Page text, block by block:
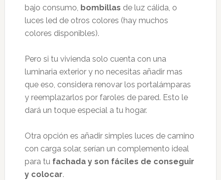
bajo consumo, bombillas de luz cálida, o
luces led de otros colores (hay muchos
colores disponibles).
Pero si tu vivienda solo cuenta con una
luminaria exterior y no necesitas añadir mas
que eso, considera renovar los portalámparas
y reemplazarlos por faroles de pared. Esto le
dará un toque especial a tu hogar.
Otra opción es añadir simples luces de camino
con carga solar, serían un complemento ideal
para tu fachada y son fáciles de conseguir
y colocar.